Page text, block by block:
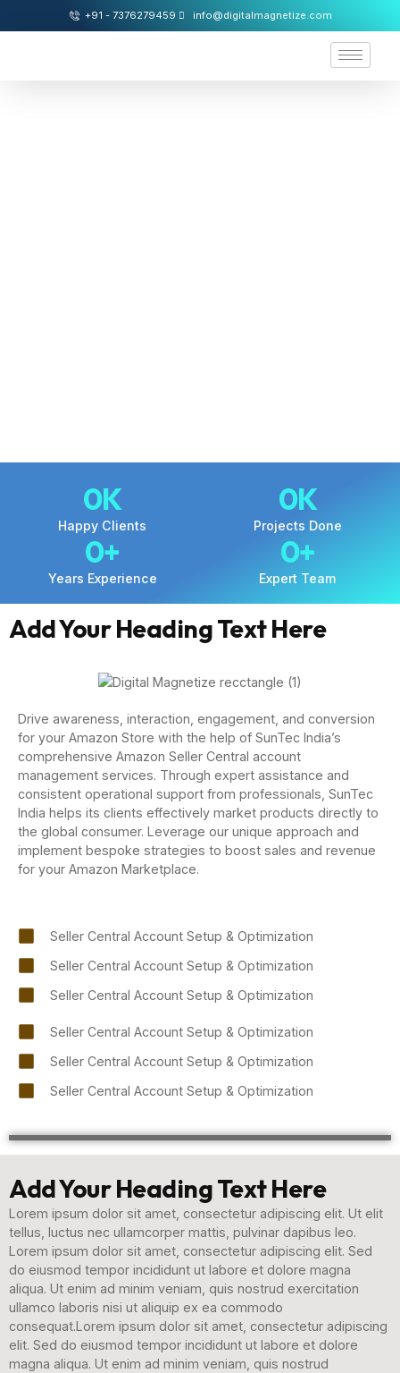
+91 - 7376279459 info@digitalmagnetize.com
Happy Clients
0K
Projects Done
0K
Years Experience
0+
Expert Team
0+
Add Your Heading Text Here
Drive awareness, interaction, engagement, and conversion
for your Amazon Store with the help of SunTec India’s
comprehensive Amazon Seller Central account
management services. Through expert assistance and
consistent operational support from professionals, SunTec
India helps its clients effectively market products directly to
the global consumer. Leverage our unique approach and
implement bespoke strategies to boost sales and revenue
for your Amazon Marketplace.
Seller Central Account Setup & Optimization
Seller Central Account Setup & Optimization
Seller Central Account Setup & Optimization
Seller Central Account Setup & Optimization
Seller Central Account Setup & Optimization
Seller Central Account Setup & Optimization
Add Your Heading Text Here
Lorem ipsum dolor sit amet, consectetur adipiscing elit. Ut elit
tellus, luctus nec ullamcorper mattis, pulvinar dapibus leo.
Lorem ipsum dolor sit amet, consectetur adipiscing elit. Sed
do eiusmod tempor incididunt ut labore et dolore magna
aliqua. Ut enim ad minim veniam, quis nostrud exercitation
ullamco laboris nisi ut aliquip ex ea commodo
consequat.Lorem ipsum dolor sit amet, consectetur adipiscing
elit. Sed do eiusmod tempor incididunt ut labore et dolore
magna aliqua. Ut enim ad minim veniam, quis nostrud